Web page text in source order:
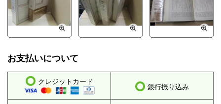
お支払いについて
クレジットカード
銀行振り込み